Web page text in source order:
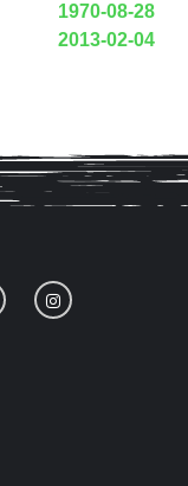
1970-08-28
2013-02-04